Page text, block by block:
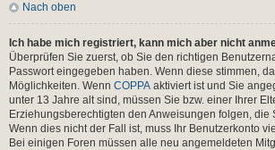
Nach oben
Ich habe mich registriert, kann mich aber nicht
Überprüfen Sie zuerst, ob Sie den richtigen
Passwort eingegeben haben. Wenn diese stimmen,
Möglichkeiten. Wenn COPPA aktiviert ist und Sie
unter 13 Jahre alt sind, müssen Sie bzw. einer Ihrer
Erziehungsberechtigten den Anweisungen folgen, die
Wenn dies nicht der Fall ist, muss Ihr Benutzerkonto
Bei einigen Foren müssen alle neu angemeldeten